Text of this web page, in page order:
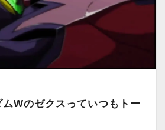
Wのゼクスっていつもトー